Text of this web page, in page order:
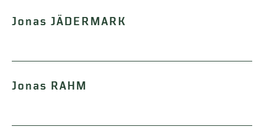
Jonas JÄDERMARK
Jonas RAHM